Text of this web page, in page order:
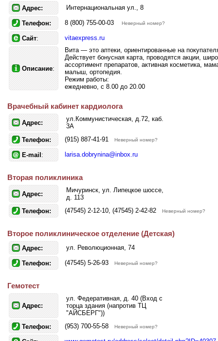
Адрес: Интернациональная ул., 8
Телефон: 8 (800) 755-00-03 Неверный номер?
Сайт: vitaexpress.ru
Описание:
Вита — это аптеки, ориентированные на
Действует бонусная карта, проводятся акции,
ассортимент препаратов, активная косметика,
малыш, ортопедия.
Режим работы:
ежедневно, с 8.00 до 20.00
Врачебный кабинет кардиолога
Адрес:
ул.Коммунистическая, д.72, каб.
3А
Телефон:
(915) 887-41-91 Неверный номер?
E-mail : larisa.dobrynina@inbox.ru
Вторая поликлиника
Адрес:
Мичуринск, ул. Липецкое шоссе,
д. 113
Телефон:
(47545) 2-12-10, (47545) 2-42-82 Неверный номер?
Второе поликлиническое отделение (Детская)
Адрес: ул. Революционная, 74
Телефон: (47545) 5-26-93 Неверный номер?
Гемотест
Адрес:
ул. Федеративная, д. 40 (Вход с
торца здания (напротив ТЦ
"АЙСБЕРГ"))
Телефон:
(953) 700-55-58 Неверный номер?